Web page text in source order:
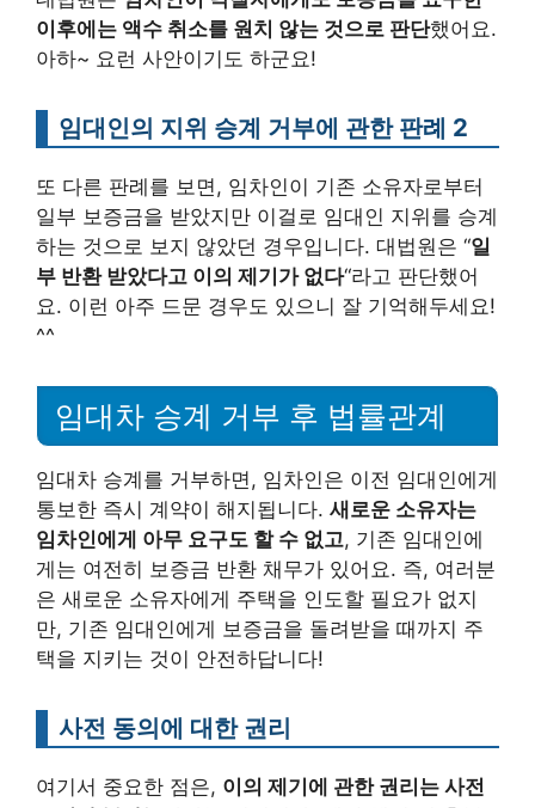
이후에는 액수 취소를 원치 않는 것으로 판단했어요.
아하~ 요런 사안이기도 하군요!
임대인의 지위 승계 거부에 관한 판례 2
또 다른 판례를 보면, 임차인이 기존 소유자로부터
일부 보증금을 받았지만 이걸로 임대인 지위를 승계
하는 것으로 보지 않았던 경우입니다. 대법원은 “일
부 반환 받았다고 이의 제기가 없다“라고 판단했어
요. 이런 아주 드문 경우도 있으니 잘 기억해두세요!
^^
임대차 승계 거부 후 법률관계
임대차 승계를 거부하면, 임차인은 이전 임대인에게
통보한 즉시 계약이 해지됩니다. 새로운 소유자는
임차인에게 아무 요구도 할 수 없고, 기존 임대인에
게는 여전히 보증금 반환 채무가 있어요. 즉, 여러분
은 새로운 소유자에게 주택을 인도할 필요가 없지
만, 기존 임대인에게 보증금을 돌려받을 때까지 주
택을 지키는 것이 안전하답니다!
사전 동의에 대한 권리
여기서 중요한 점은, 이의 제기에 관한 권리는 사전